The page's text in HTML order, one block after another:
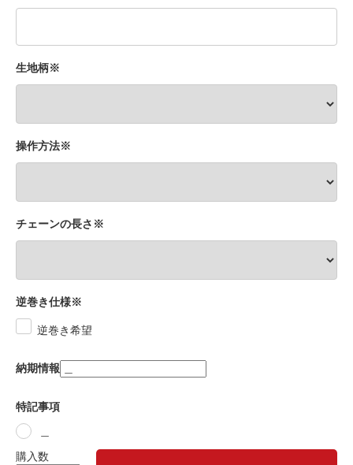
生地柄※
操作方法※
チェーンの長さ※
逆巻き仕様※
逆巻き希望
納期情報
特記事項
購入数